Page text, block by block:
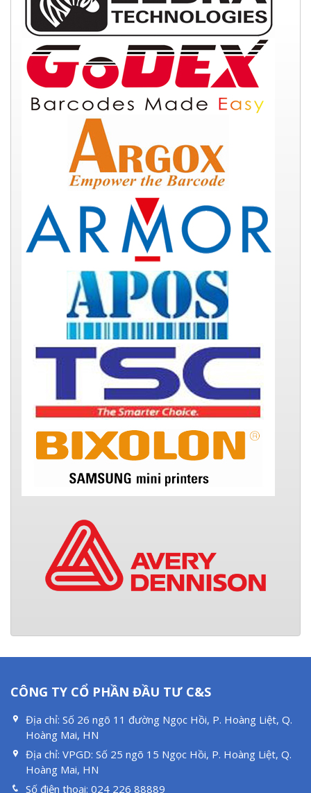
CÔNG TY CỔ PHẦN ĐẦU TƯ C&S
Địa chỉ: Số 26 ngõ 11 đường Ngọc Hồi, P. Hoàng Liệt, Q.
Hoàng Mai, HN
Địa chỉ: VPGD: Số 25 ngõ 15 Ngọc Hồi, P. Hoàng Liệt, Q.
Hoàng Mai, HN
Số điện thoại: 024 226 88889